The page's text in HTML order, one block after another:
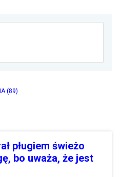
(89)
pługiem świeżo
bo uważa, że jest